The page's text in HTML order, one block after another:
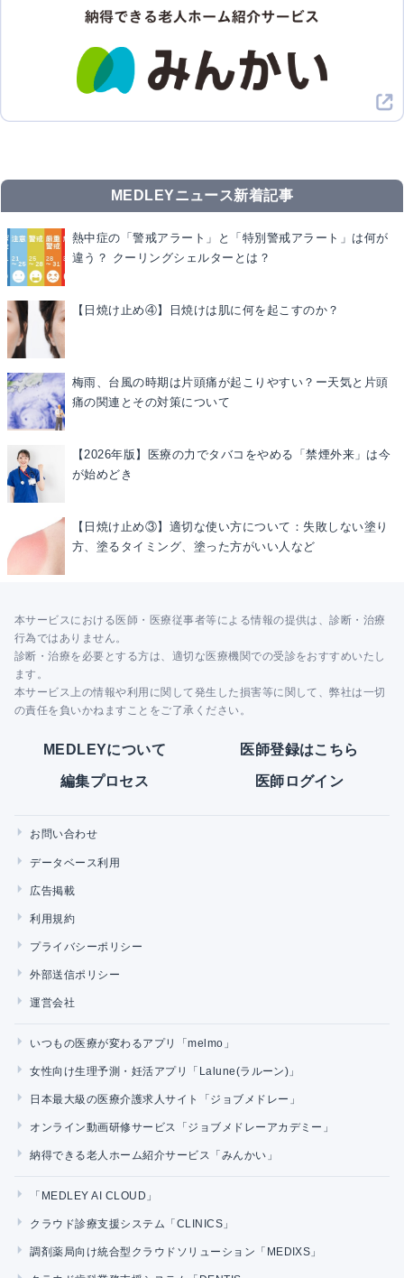
MEDLEYニュース新着記事
熱中症の「警戒アラート」と「特別警戒アラート」は何が
違う？ クーリングシェルターとは？
【日焼け止め④】日焼けは肌に何を起こすのか？
梅雨、台風の時期は片頭痛が起こりやすい？ー天気と片頭
痛の関連とその対策について
【2026年版】医療の力でタバコをやめる「禁煙外来」は今
が始めどき
【日焼け止め③】適切な使い方について：失敗しない塗り
方、塗るタイミング、塗った方がいい人など
本サービスにおける医師・医療従事者等による情報の提供は、診断・治療
行為ではありません。
診断・治療を必要とする方は、適切な医療機関での受診をおすすめいたし
ます。
本サービス上の情報や利用に関して発生した損害等に関して、弊社は一切
の責任を負いかねますことをご了承ください。
MEDLEYについて 医師登録はこちら
編集プロセス 医師ログイン
お問い合わせ
データベース利用
広告掲載
利用規約
プライバシーポリシー
外部送信ポリシー
運営会社
いつもの医療が変わるアプリ「melmo」
女性向け生理予測・妊活アプリ「Lalune(ラルーン)」
日本最大級の医療介護求人サイト「ジョブメドレー」
オンライン動画研修サービス「ジョブメドレーアカデミー」
納得できる老人ホーム紹介サービス「みんかい」
「MEDLEY AI CLOUD」
クラウド診療支援システム「CLINICS」
調剤薬局向け統合型クラウドソリューション「MEDIXS」